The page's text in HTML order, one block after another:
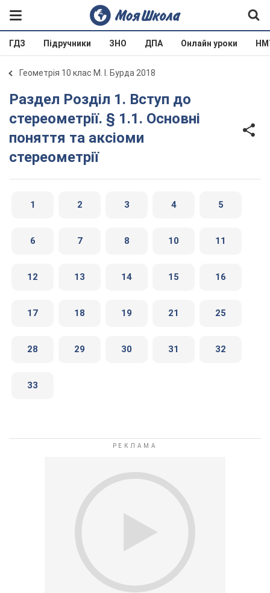
ГДЗ Підручники ЗНО ДПА Онлайн уроки
Геометрія 10 клас М. І. Бурда 2018
Раздел Розділ 1. Вступ до
стереометрії. § 1.1. Основні
поняття та аксіоми
стереометрії
1 2 3 4 5
6 7 8 10 11
12 13 14 15 16
17 18 19 21 25
28 29 30 31 32
33